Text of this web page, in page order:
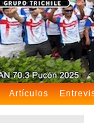
Artículos